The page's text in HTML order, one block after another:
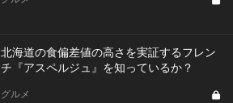
北海道の食偏差値の高さを実証するフレン
チ『アスペルジュ』を知っているか？
グルメ